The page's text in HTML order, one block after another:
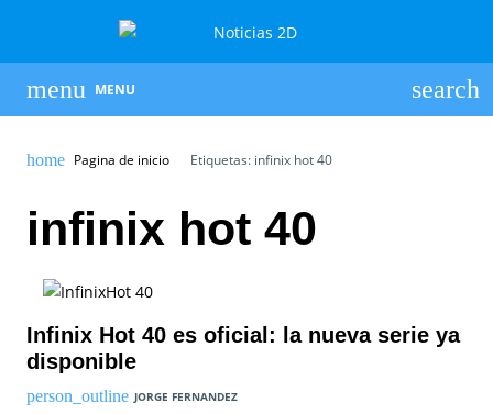
MENU
Pagina de inicio Etiquetas: infinix hot 40
infinix hot 40
Infinix Hot 40 es oficial: la nueva serie ya
disponible
JORGE FERNANDEZ